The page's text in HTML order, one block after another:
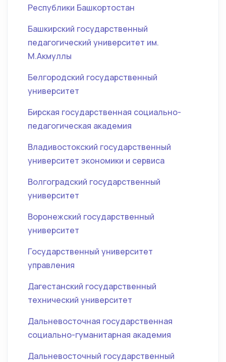
Республики Башкортостан
Башкирский государственный
педагогический университет им.
М.Акмуллы
Белгородский государственный
университет
Бирская государственная социально-
педагогическая академия
Владивостокский государственный
университет экономики и сервиса
Волгоградский государственный
университет
Воронежский государственный
университет
Государственный университет
управления
Дагестанский государственный
технический университет
Дальневосточная государственная
социально-гуманитарная академия
Дальневосточный государственный